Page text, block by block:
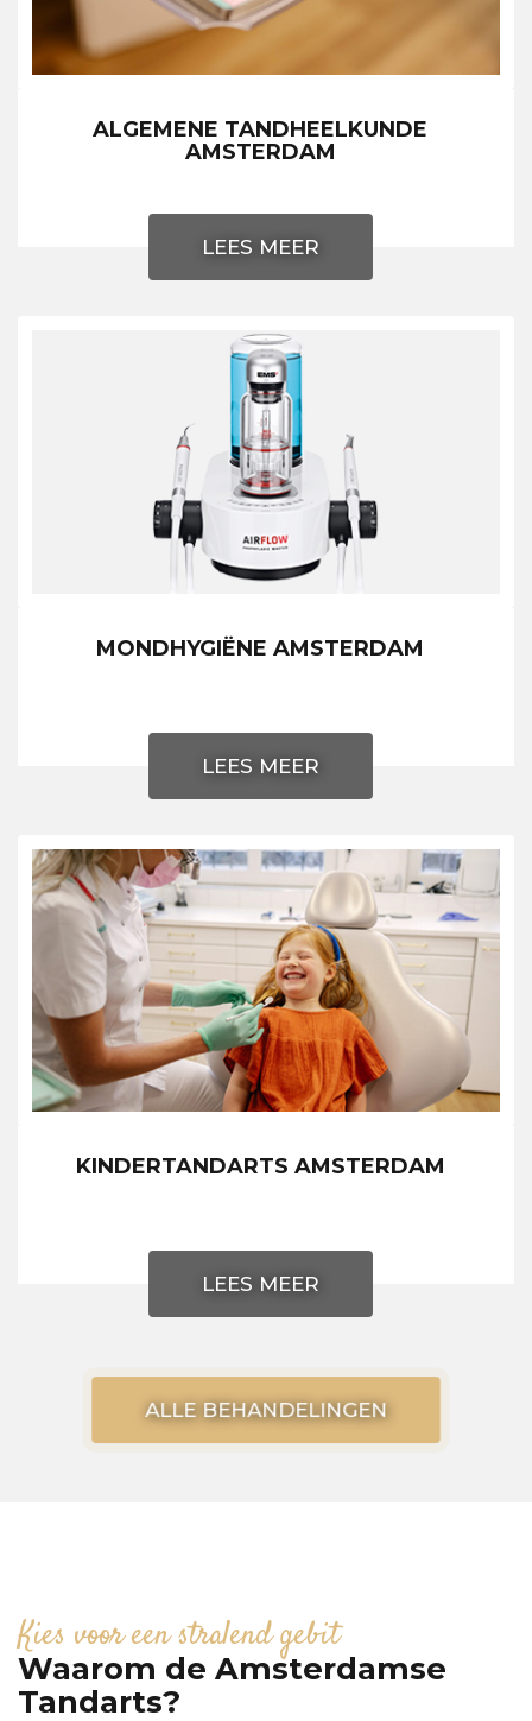
ALGEMENE TANDHEELKUNDE
AMSTERDAM
LEES MEER
MONDHYGIËNE AMSTERDAM
LEES MEER
KINDERTANDARTS AMSTERDAM
LEES MEER
ALLE BEHANDELINGEN
Kies voor een stralend gebit
Waarom de Amsterdamse
Tandarts?